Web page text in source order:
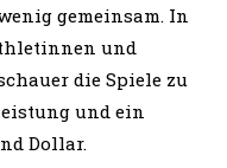
gemeinsam. In
und
die Spiele zu
und ein
Dollar.